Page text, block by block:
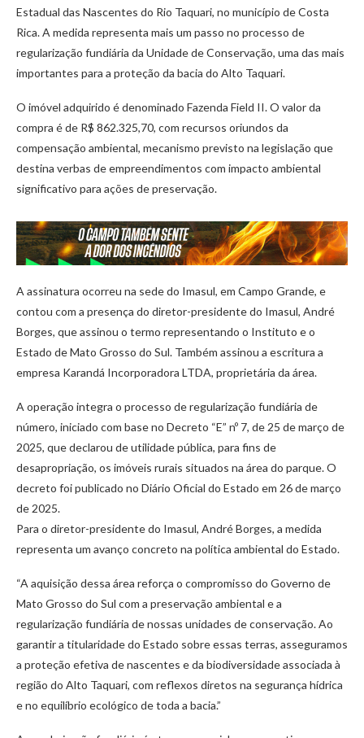
Estadual das Nascentes do Rio Taquari, no município de Costa
Rica. A medida representa mais um passo no processo de
regularização fundiária da Unidade de Conservação, uma das mais
importantes para a proteção da bacia do Alto Taquari.
O imóvel adquirido é denominado Fazenda Field II. O valor da
compra é de R$ 862.325,70, com recursos oriundos da
compensação ambiental, mecanismo previsto na legislação que
destina verbas de empreendimentos com impacto ambiental
significativo para ações de preservação.
A assinatura ocorreu na sede do Imasul, em Campo Grande, e
contou com a presença do diretor-presidente do Imasul, André
Borges, que assinou o termo representando o Instituto e o
Estado de Mato Grosso do Sul. Também assinou a escritura a
empresa Karandá Incorporadora LTDA, proprietária da área.
A operação integra o processo de regularização fundiária de
número, iniciado com base no Decreto “E” nº 7, de 25 de março de
2025, que declarou de utilidade pública, para fins de
desapropriação, os imóveis rurais situados na área do parque. O
decreto foi publicado no Diário Oficial do Estado em 26 de março
de 2025.
Para o diretor-presidente do Imasul, André Borges, a medida
representa um avanço concreto na política ambiental do Estado.
“A aquisição dessa área reforça o compromisso do Governo de
Mato Grosso do Sul com a preservação ambiental e a
regularização fundiária de nossas unidades de conservação. Ao
garantir a titularidade do Estado sobre essas terras, asseguramos
a proteção efetiva de nascentes e da biodiversidade associada à
região do Alto Taquari, com reflexos diretos na segurança hídrica
e no equilíbrio ecológico de toda a bacia.”